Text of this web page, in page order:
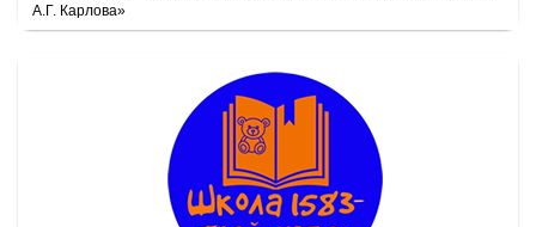
А.Г. Карлова»